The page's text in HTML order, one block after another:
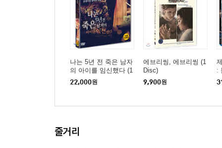
나는 5년 전 죽은 남자
의 아이를 임신했다 (1
Disc)
22,000원
에브리씽, 에브리씽 (1
Disc)
9,900원
:
줄거리